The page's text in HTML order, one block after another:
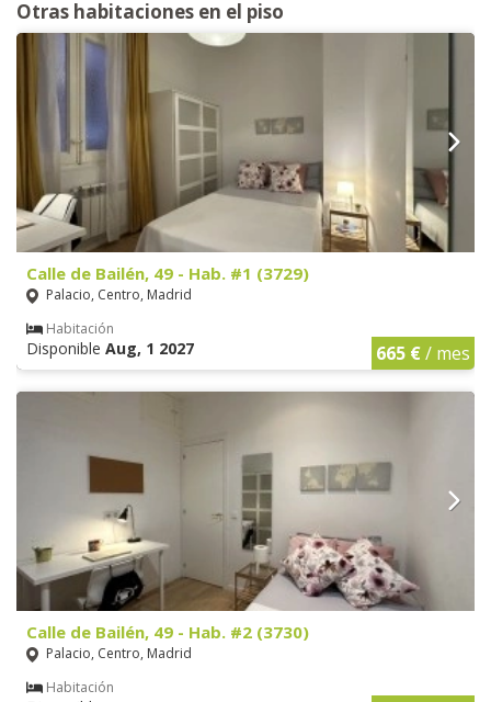
Otras habitaciones en el piso
Calle de Bailén, 49 - Hab. #1 (3729)
Palacio, Centro, Madrid
Habitación
Disponible Aug, 1 2027 665 €/ mes
Calle de Bailén, 49 - Hab. #2 (3730)
Palacio, Centro, Madrid
Habitación